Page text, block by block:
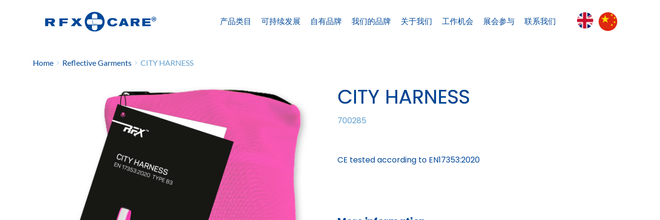
产品类目 可持续发展 自有品牌 我们的品牌 关于我们 工作机会 展会参与 联系我们
Home Reflective Garments CITY HARNESS
CITY HARNESS
700285
CE tested according to EN17353:2020